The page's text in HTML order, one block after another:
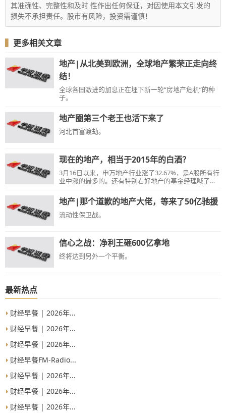
其准确性、完整性和及时 性作出任何保证，对因使用本文引发的
损失不承担责任。股市有风险，投资需谨慎！
▍ 更多相关文章
地产|从北美到欧洲，全球地产繁荣正走向终
结！
全球各国激进的加息正在埋下新一轮“房地产危机”的种
子。
地产圈第三个老王也活下来了
河北首富渡劫。
现在的地产，相当于2015年的白酒？
3月16日以来，申万地产行业涨了32.67%，是A股所有行
业中涨的最多的。还有特别看好地产的基金经理喊了口
地产|那个道歉的地产大佬，等来了50亿驰援
流动性保卫战。
信心之战：净利王砸600亿拿地
终将达到另外一个平衡。
最新热点
财经早餐 | 2026年...
财经早餐 | 2026年...
财经早餐 | 2026年...
财经早餐FM-Radio...
财经早餐 | 2026年...
财经早餐 | 2026年...
财经早餐 | 2026年...